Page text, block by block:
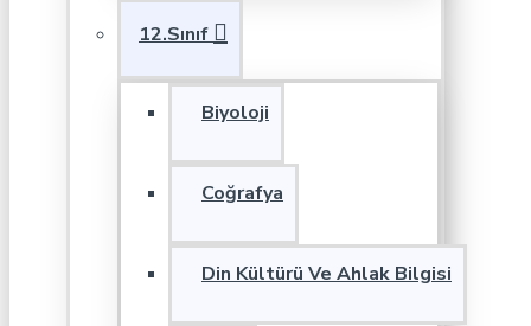
12.Sınıf
Biyoloji
Coğrafya
Din Kültürü Ve Ahlak Bilgisi